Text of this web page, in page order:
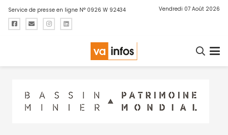
Service de presse en ligne N° 0926 W 92434 Vendredi 07 Août 2026